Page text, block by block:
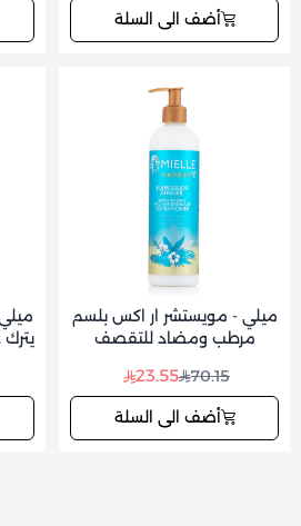
أضف الى السلة
ميلي - مويستشر ار اكس بلسم
مرطب ومضاد للتقصف
70.15
23.55
أضف الى السلة